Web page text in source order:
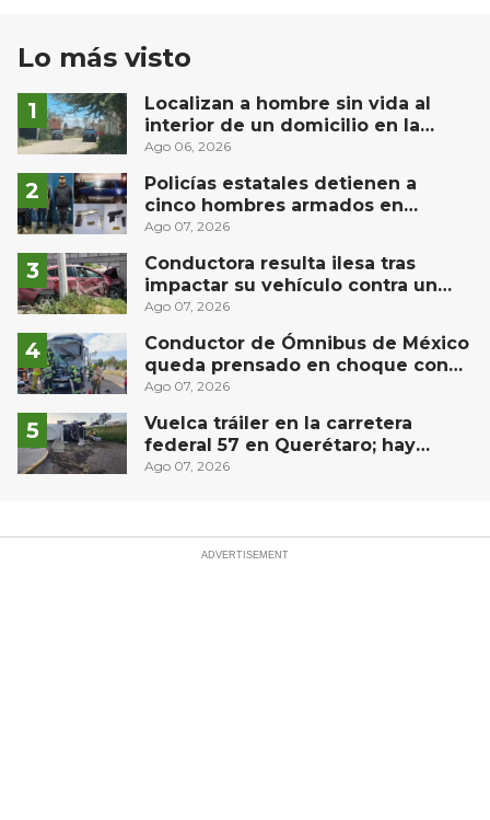
Lo más visto
Localizan a hombre sin vida al
interior de un domicilio en la
comunidad El Rodeo, San Juan del
Ago 06, 2026
Policías estatales detienen a
cinco hombres armados en
Puebla capital
Ago 07, 2026
Conductora resulta ilesa tras
impactar su vehículo contra un
muro en Huimilpan
Ago 07, 2026
Conductor de Ómnibus de México
queda prensado en choque con
materialista en San Juan del Río
Ago 07, 2026
Vuelca tráiler en la carretera
federal 57 en Querétaro; hay
derrame de combustible
Ago 07, 2026